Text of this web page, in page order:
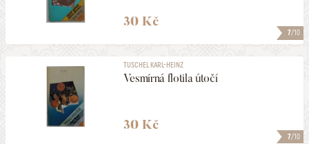
7/10
30 Kč
7/10
TUSCHEL KARL-HEINZ
Vesmírná flotila útočí
30 Kč